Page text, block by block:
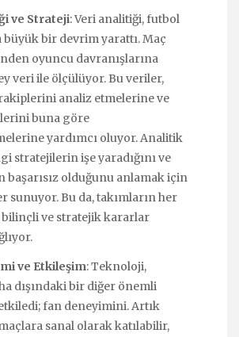
ve Strateji: Veri analitiği, futbol
büyük bir devrim yarattı. Maç
oyuncu davranışlarına
veri ile ölçülüyor. Bu veriler,
analiz etmelerine ve
buna göre
yardımcı oluyor. Analitik
stratejilerin işe yaradığını ve
olduğunu anlamak için
sunuyor. Bu da, takımların her
bilinçli ve stratejik kararlar
ve Etkileşim: Teknoloji,
dışındaki bir diğer önemli
fan deneyimini. Artık
sanal olarak katılabilir,